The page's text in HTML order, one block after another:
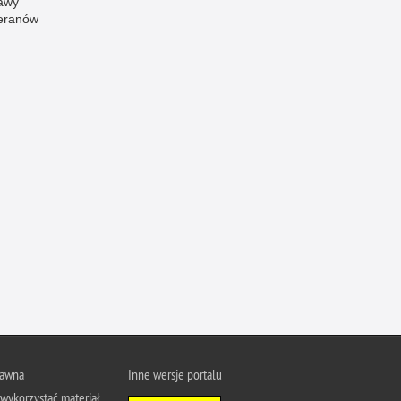
i odważni
i podpalenia
materiał
Inne wersje portalu